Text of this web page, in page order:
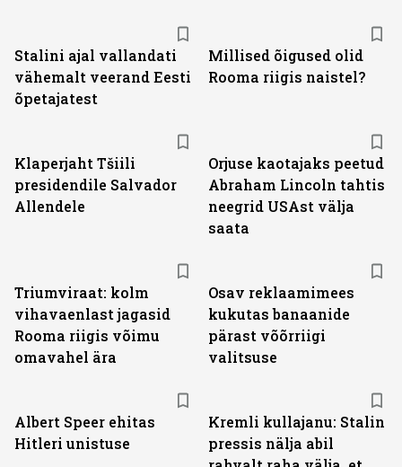
Stalini ajal vallandati
vähemalt veerand Eesti
õpetajatest
Millised õigused olid
Rooma riigis naistel?
Klaperjaht Tšiili
presidendile Salvador
Allendele
Orjuse kaotajaks peetud
Abraham Lincoln tahtis
neegrid USAst välja
saata
Triumviraat: kolm
vihavaenlast jagasid
Rooma riigis võimu
omavahel ära
Osav reklaamimees
kukutas banaanide
pärast võõrriigi
valitsuse
Albert Speer ehitas
Hitleri unistuse
Kremli kullajanu: Stalin
pressis nälja abil